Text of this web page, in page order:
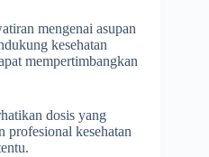
mengenai asupan
kesehatan
mempertimbangkan
dosis yang
profesional kesehatan